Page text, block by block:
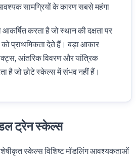
सामग्रियों के कारण सबसे महंगा
करता है जो स्थान की दक्षता पर
को प्राथमिकता देते हैं। बड़ा आकार
आंतरिक विवरण और यांत्रिक
है जो छोटे स्केल्स में संभव नहीं हैं।
ट्रेन स्केल्स
स्केल्स विशिष्ट मॉडलिंग आवश्यकताओं